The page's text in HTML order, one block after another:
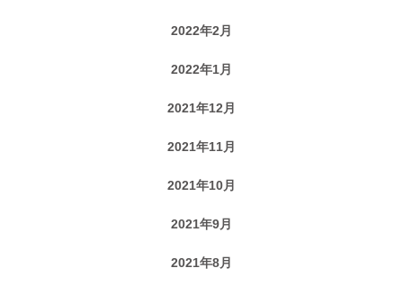
2022年2月
2022年1月
2021年12月
2021年11月
2021年10月
2021年9月
2021年8月